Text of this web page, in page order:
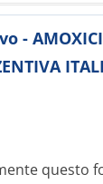
-
questo